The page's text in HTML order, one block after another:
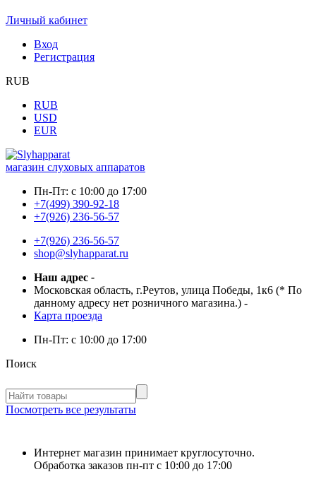
Личный кабинет
Вход
Регистрация
RUB
RUB
USD
EUR
магазин слуховых аппаратов
Пн-Пт: с 10:00 до 17:00
+7(499) 390-92-18
+7(926) 236-56-57
+7(926) 236-56-57
shop@slyhapparat.ru
Наш адрес -
Московская область, г.Реутов, улица Победы, 1к6 (* По
данному адресу нет розничного магазина.) -
Карта проезда
Пн-Пт: с 10:00 до 17:00
Поиск
Посмотреть все результаты
Интернет магазин принимает круглосуточно.
Обработка заказов пн-пт с 10:00 до 17:00